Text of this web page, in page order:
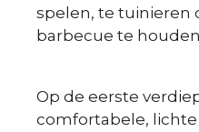
spelen, te tuinieren
barbecue te
Op de eerste
comfortabele,